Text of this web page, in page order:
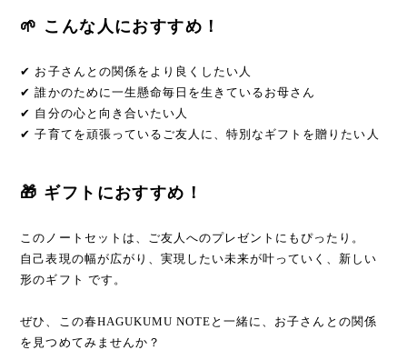
🌱 こんな人におすすめ！
✔ お子さんとの関係をより良くしたい人
✔ 誰かのために一生懸命毎日を生きているお母さん
✔ 自分の心と向き合いたい人
✔ 子育てを頑張っているご友人に、特別なギフトを贈りたい人
🎁 ギフトにおすすめ！
このノートセットは、ご友人へのプレゼントにもぴったり。
自己表現の幅が広がり、実現したい未来が叶っていく、新しい
形のギフト です。
ぜひ、この春HAGUKUMU NOTEと一緒に、お子さんとの関係
を見つめてみませんか？